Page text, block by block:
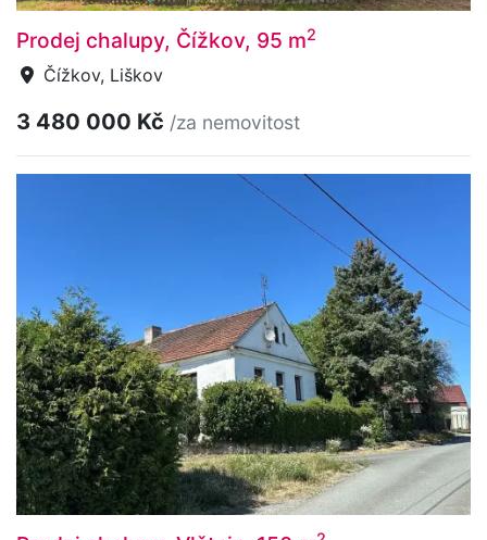
Prodej chalupy, Čížkov, 95 m2
Čížkov, Liškov
3 480 000 Kč /za nemovitost